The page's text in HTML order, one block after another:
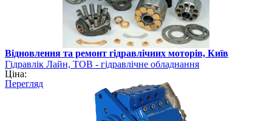
Відновлення та ремонт гідравлічних моторів, Київ
Гідравлік Лайн, ТОВ - гідравлічне обладнання
Ціна:
Перегляд